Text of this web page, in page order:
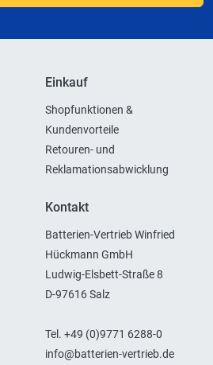
Einkauf
Shopfunktionen &
Kundenvorteile
Retouren- und
Reklamationsabwicklung
Kontakt
Batterien-Vertrieb Winfried
Hückmann GmbH
Ludwig-Elsbett-Straße 8
D-97616 Salz
Tel. +49 (0)9771 6288-0
info@batterien-vertrieb.de